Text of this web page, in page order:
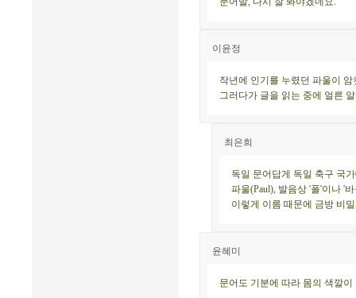
이윤정
작년에 인기를 누렸던 파울이
그러다가 글을 읽는 중에 얼른
최은희
독일 문어답게 독일 축구 국
파울(Paul), 발음상 '폴'이나 '
이렇게 이름 때문에 금방 비
윤혜미
문어도 기분에 따라 몸의 색깔